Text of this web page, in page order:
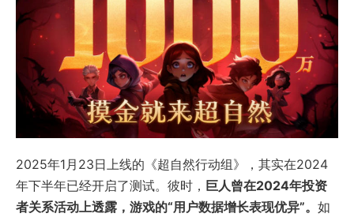
2025年1月23日上线的《超自然行动组》，其实在2024
年下半年已经开启了测试。彼时， 巨人曾在2024年投资
者关系活动上透露，游戏的“用户数据增长表现优异”。 如